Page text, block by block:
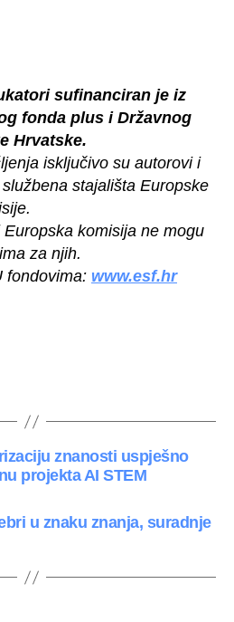
sufinanciran je iz
fonda plus i Državnog
Hrvatske.
isključivo su autorovi i
stajališta Europske
komisija ne mogu
za njih.
fondovima: www.esf.hr
znanosti uspješno
projekta AI STEM
u znaku znanja, suradnje